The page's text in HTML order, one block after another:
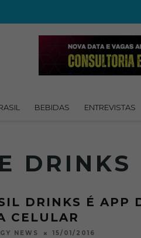
BEBIDAS ENTREVISTAS
DRINKS
DRINKS É APP
CELULAR
NEWS 15/01/2016